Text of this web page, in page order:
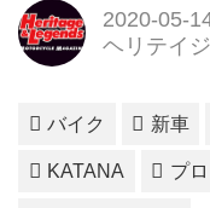
2020-05-
ヘリテイ
バイク 新車
KATANA プロ